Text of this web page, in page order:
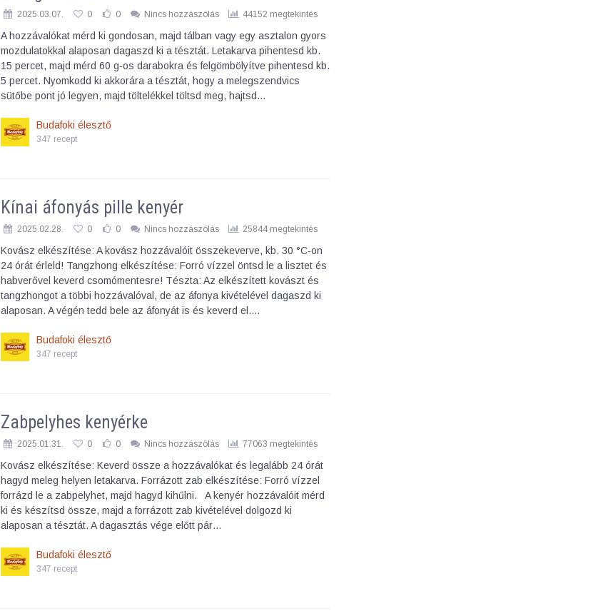
2025.03.07. 0 0 Nincs hozzászólás 44152 megtekintés
A hozzávalókat mérd ki gondosan, majd tálban vagy egy asztalon gyors
mozdulatokkal alaposan dagaszd ki a tésztát. Letakarva pihentesd kb.
15 percet, majd mérd 60 g-os darabokra és felgömbölyítve pihentesd kb.
5 percet. Nyomkodd ki akkorára a tésztát, hogy a melegszendvics
sütőbe pont jó legyen, majd töltelékkel töltsd meg, hajtsd…
Budafoki élesztő
347 recept
Kínai áfonyás pille kenyér
2025.02.28. 0 0 Nincs hozzászólás 25844 megtekintés
Kovász elkészítése: A kovász hozzávalóit összekeverve, kb. 30 °C-on
24 órát érleld! Tangzhong elkészítése: Forró vízzel öntsd le a lisztet és
habverővel keverd csomómentesre! Tészta: Az elkészített kovászt és
tangzhongot a többi hozzávalóval, de az áfonya kivételével dagaszd ki
alaposan. A végén tedd bele az áfonyát is és keverd el.…
Budafoki élesztő
347 recept
Zabpelyhes kenyérke
2025.01.31. 0 0 Nincs hozzászólás 77063 megtekintés
Kovász elkészítése: Keverd össze a hozzávalókat és legalább 24 órát
hagyd meleg helyen letakarva. Forrázott zab elkészítése: Forró vízzel
forrázd le a zabpelyhet, majd hagyd kihűlni. A kenyér hozzávalóit mérd
ki és készítsd össze, majd a forrázott zab kivételével dolgozd ki
alaposan a tésztát. A dagasztás vége előtt pár…
Budafoki élesztő
347 recept